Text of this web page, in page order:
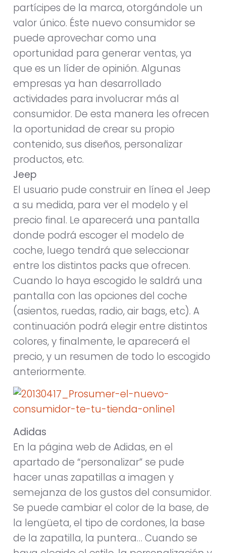
partícipes de la marca, otorgándole un
valor único. Éste nuevo consumidor se
puede aprovechar como una
oportunidad para generar ventas, ya
que es un líder de opinión. Algunas
empresas ya han desarrollado
actividades para involucrar más al
consumidor. De esta manera les ofrecen
la oportunidad de crear su propio
contenido, sus diseños, personalizar
productos, etc.
Jeep
El usuario pude construir en línea el Jeep
a su medida, para ver el modelo y el
precio final. Le aparecerá una pantalla
donde podrá escoger el modelo de
coche, luego tendrá que seleccionar
entre los distintos packs que ofrecen.
Cuando lo haya escogido le saldrá una
pantalla con las opciones del coche
(asientos, ruedas, radio, air bags, etc). A
continuación podrá elegir entre distintos
colores, y finalmente, le aparecerá el
precio, y un resumen de todo lo escogido
anteriormente.
Adidas
En la página web de Adidas, en el
apartado de “personalizar” se pude
hacer unas zapatillas a imagen y
semejanza de los gustos del consumidor.
Se puede cambiar el color de la base, de
la lengüeta, el tipo de cordones, la base
de la zapatilla, la puntera… Cuando se